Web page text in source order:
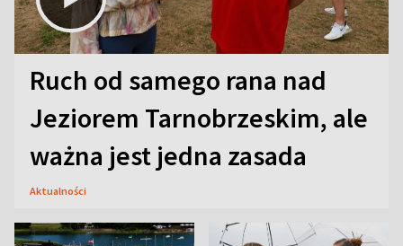
Ruch od samego rana nad
Jeziorem Tarnobrzeskim, ale
ważna jest jedna zasada
Aktualności